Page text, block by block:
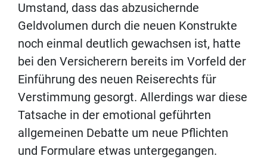
Umstand, dass das abzusichernde
Geldvolumen durch die neuen Konstrukte
noch einmal deutlich gewachsen ist, hatte
bei den Versicherern bereits im Vorfeld der
Einführung des neuen Reiserechts für
Verstimmung gesorgt. Allerdings war diese
Tatsache in der emotional geführten
allgemeinen Debatte um neue Pflichten
und Formulare etwas untergegangen.